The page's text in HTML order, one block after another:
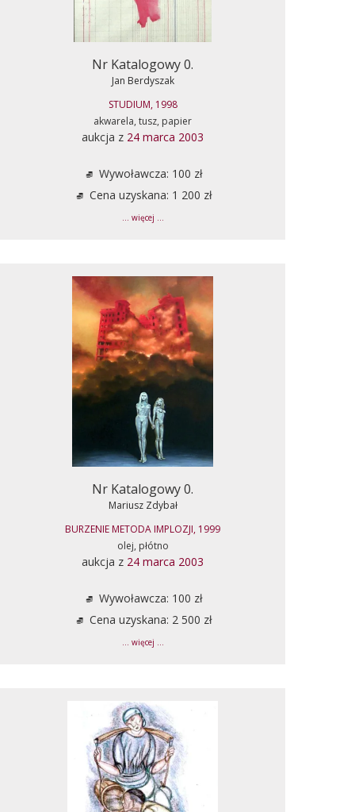
Nr Katalogowy 0.
Jan Berdyszak
STUDIUM, 1998
akwarela, tusz, papier
aukcja z 24 marca 2003
Wywoławcza: 100 zł
Cena uzyskana: 1 200 zł
... więcej ...
Nr Katalogowy 0.
Mariusz Zdybał
BURZENIE METODA IMPLOZJI, 1999
olej, płótno
aukcja z 24 marca 2003
Wywoławcza: 100 zł
Cena uzyskana: 2 500 zł
... więcej ...